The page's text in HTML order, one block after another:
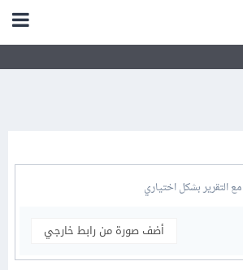
التقرير بشكل اختياري
أضف صورة من رابط خارجي